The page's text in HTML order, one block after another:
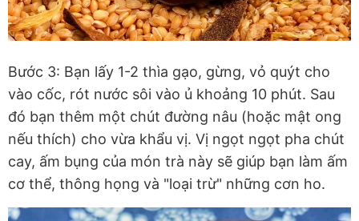
Bước 3: Bạn lấy 1-2 thìa gạo, gừng, vỏ quýt cho
vào cốc, rót nước sôi vào ủ khoảng 10 phút. Sau
đó bạn thêm một chút đường nâu (hoặc mật ong
nếu thích) cho vừa khẩu vị. Vị ngọt ngọt pha chút
cay, ấm bụng của món trà này sẽ giúp bạn làm ấm
cơ thể, thông họng và "loại trừ" những cơn ho.